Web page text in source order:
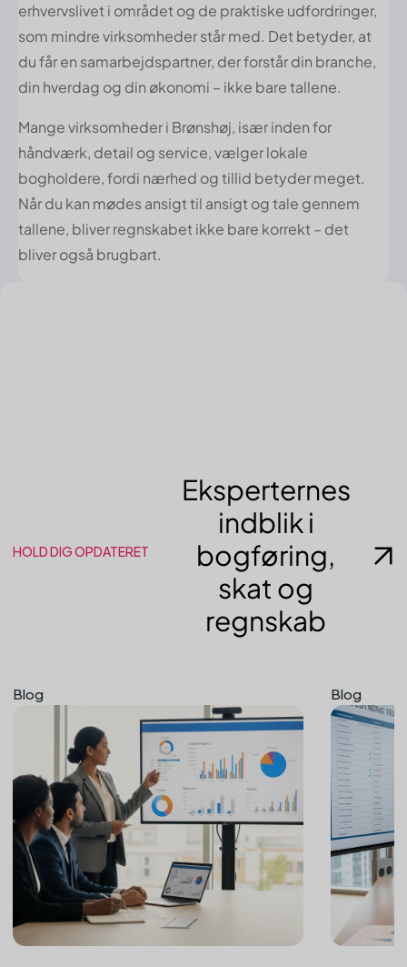
erhvervslivet i området og de praktiske udfordringer,
som mindre virksomheder står med. Det betyder, at
du får en samarbejdspartner, der forstår din branche,
din hverdag og din økonomi – ikke bare tallene.
Mange virksomheder i Brønshøj, især inden for
håndværk, detail og service, vælger lokale
bogholdere, fordi nærhed og tillid betyder meget.
Når du kan mødes ansigt til ansigt og tale gennem
tallene, bliver regnskabet ikke bare korrekt – det
bliver også brugbart.
HOLD DIG OPDATERET
Eksperternes
indblik i
bogføring,
skat og
regnskab
Blog Blog